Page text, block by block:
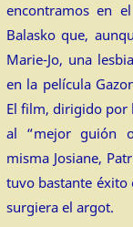
encontramos en
Balasko que,
Marie-Jo, una
en la película
El film, dirigido por
al “mejor guión
misma Josiane,
tuvo bastante éxito
surgiera el argot.